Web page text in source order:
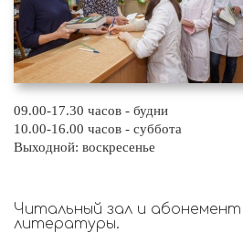
09.00-17.30 часов - будни
10.00-16.00 часов - суббота
Выходной: воскресенье
Читальный зал и абонемент
литературы.